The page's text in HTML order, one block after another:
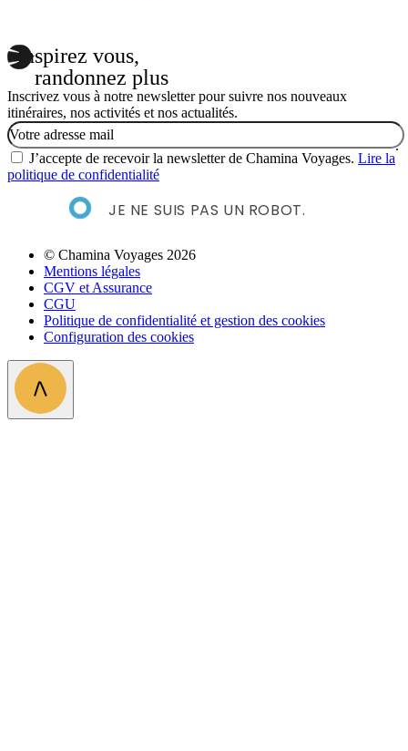
Inspirez vous,
randonnez plus
Inscrivez vous à notre newsletter pour suivre nos nouveaux
itinéraires, nos activités et nos actualités.
Email
J’accepte de recevoir la newsletter de Chamina Voyages. Lire la
politique de confidentialité
JE NE SUIS PAS UN ROBOT.
© Chamina Voyages 2026
Mentions légales
CGV et Assurance
CGU
Politique de confidentialité et gestion des cookies
Configuration des cookies